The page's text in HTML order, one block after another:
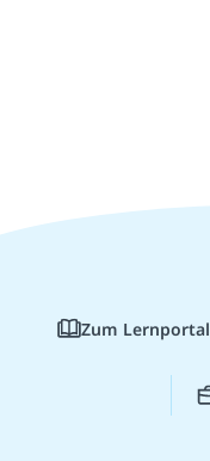
Zum Lernportal